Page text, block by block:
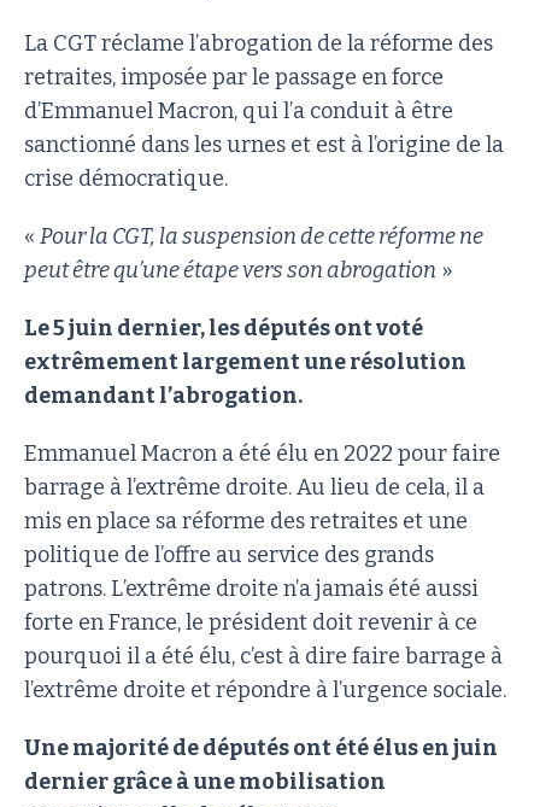
La CGT réclame l’abrogation de la réforme des
retraites, imposée par le passage en force
d’Emmanuel Macron, qui l’a conduit à être
sanctionné dans les urnes et est à l’origine de la
crise démocratique.
« Pour la CGT, la suspension de cette réforme ne
peut être qu’une étape vers son abrogation »
Le 5 juin dernier, les députés ont voté
extrêmement largement une résolution
demandant l’abrogation.
Emmanuel Macron a été élu en 2022 pour faire
barrage à l’extrême droite. Au lieu de cela, il a
mis en place sa réforme des retraites et une
politique de l’offre au service des grands
patrons. L’extrême droite n’a jamais été aussi
forte en France, le président doit revenir à ce
pourquoi il a été élu, c’est à dire faire barrage à
l’extrême droite et répondre à l’urgence sociale.
Une majorité de députés ont été élus en juin
dernier grâce à une mobilisation